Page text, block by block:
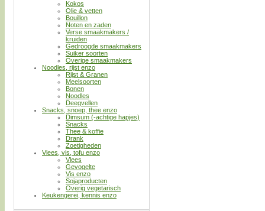
Kokos
Olie & vetten
Bouillon
Noten en zaden
Verse smaakmakers /
kruiden
Gedroogde smaakmakers
Suiker soorten
Overige smaakmakers
Noodles, rijst enzo
Rijst & Granen
Meelsoorten
Bonen
Noodles
Deegvellen
Snacks, snoep, thee enzo
Dimsum (-achtige hapjes)
Snacks
Thee & koffie
Drank
Zoetigheden
Vlees, vis, tofu enzo
Vlees
Gevogelte
Vis enzo
Sojaproducten
Overig vegetarisch
Keukengerei, kennis enzo